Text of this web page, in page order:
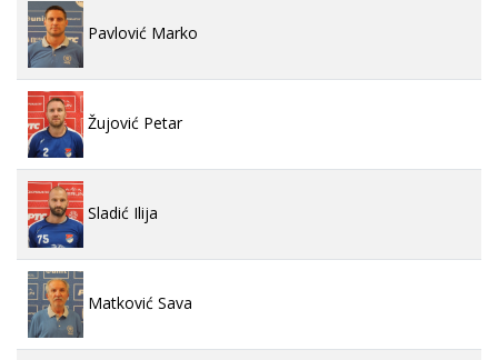
Pavlović Marko
Žujović Petar
Sladić Ilija
Matković Sava